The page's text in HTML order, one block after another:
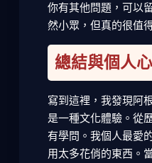
你有其他問題，可以
然小眾，但真的很值
總結與個人
寫到這裡，我發現阿
是一種文化體驗。從
有學問。我個人最愛
用太多花俏的東西。